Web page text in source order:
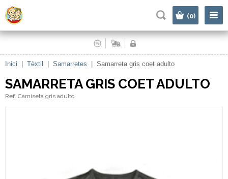
(0)
Inici Tèxtil Samarretes Samarreta gris coet adulto
SAMARRETA GRIS COET ADULTO
Ref. Camiseta gris adulto